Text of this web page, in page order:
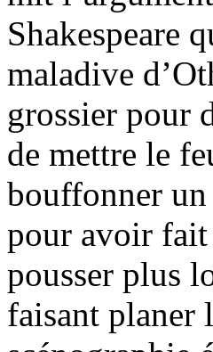
Shakespeare
maladive
grossier pour
de mettre le
bouffonner un
pour avoir fait
pousser plus
faisant planer